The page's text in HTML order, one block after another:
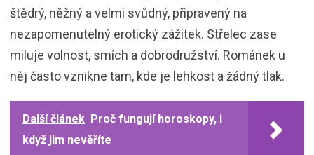
štědrý, něžný a velmi svůdný, připravený na
nezapomenutelný erotický zážitek. Střelec zase
miluje volnost, smích a dobrodružství. Románek u
něj často vznikne tam, kde je lehkost a žádný tlak.
Další článek Proč fungují horoskopy, i
když jim nevěříte